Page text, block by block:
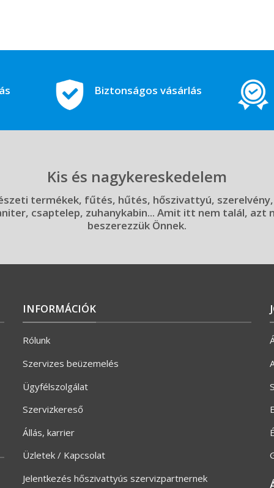
Biztonságos vásárlás
Kis és nagykereskedelem
termékek, fűtés, hűtés, hőszivattyú,
csaptelep, zuhanykabin... Amit itt nem talál, azt
beszerezzük Önnek.
INFORMÁCIÓK
Rólunk
Szervizes beüzemelés
Ügyfélszolgálat
Szervizkereső
Állás, karrier
Üzletek / Kapcsolat
Jelentkezés hőszivattyús szervizpartnernek